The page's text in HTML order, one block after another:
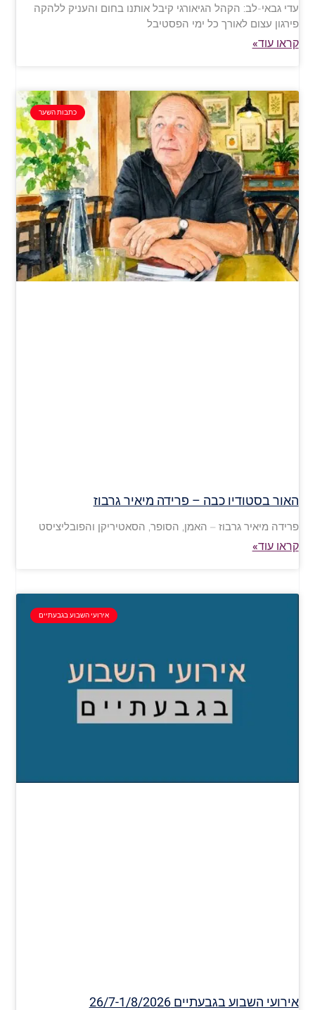
עדי גבאי-לב: הקהל הגיאורגי קיבל אותנו בחום והעניק ללהקה
פירגון עצום לאורך כל ימי הפסטיבל
קראו עוד»
כתבות השער
האור בסטודיו כבה – פרידה מיאיר גרבוז
פרידה מיאיר גרבוז – האמן, הסופר, הסאטיריקן והפובליציסט
קראו עוד»
אירועי השבוע בגבעתיים
אירועי השבוע בגבעתיים 26/7-1/8/2026